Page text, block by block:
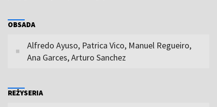
OBSADA
Alfredo Ayuso, Patrica Vico, Manuel Regueiro,
Ana Garces, Arturo Sanchez
REŻYSERIA